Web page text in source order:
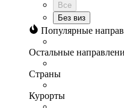
Все
Без виз
Популярные
Остальные
Страны
Курорты